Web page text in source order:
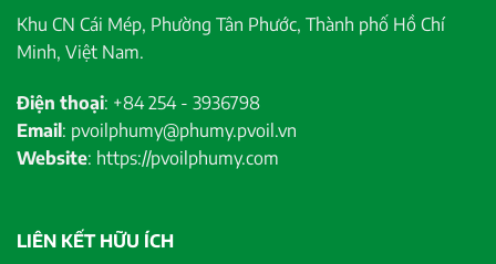
Khu CN Cái Mép, Phường Tân Phước, Thành phố Hồ Chí
Minh, Việt Nam.
Điện thoại: +84 254 - 3936798
Email: pvoilphumy@phumy.pvoil.vn
Website: https://pvoilphumy.com
LIÊN KẾT HỮU ÍCH